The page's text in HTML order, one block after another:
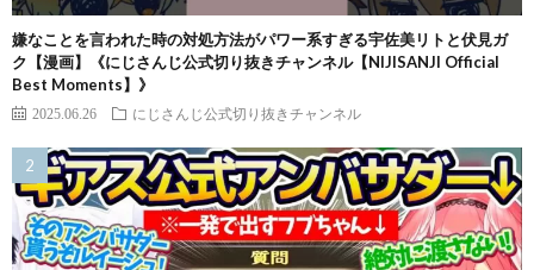
嫌なことを言われた時の対処方法がパワー系すぎる宇佐美リトと伏見ガ
ク【漫画】《にじさんじ公式切り抜きチャンネル【NIJISANJI Official
Best Moments】》
2025.06.26 にじさんじ公式切り抜きチャンネル